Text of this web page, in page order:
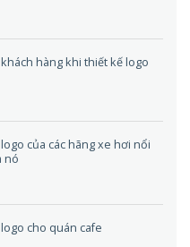
hàng khi thiết kế logo
của các hãng xe hơi nổi
nó
cho quán cafe